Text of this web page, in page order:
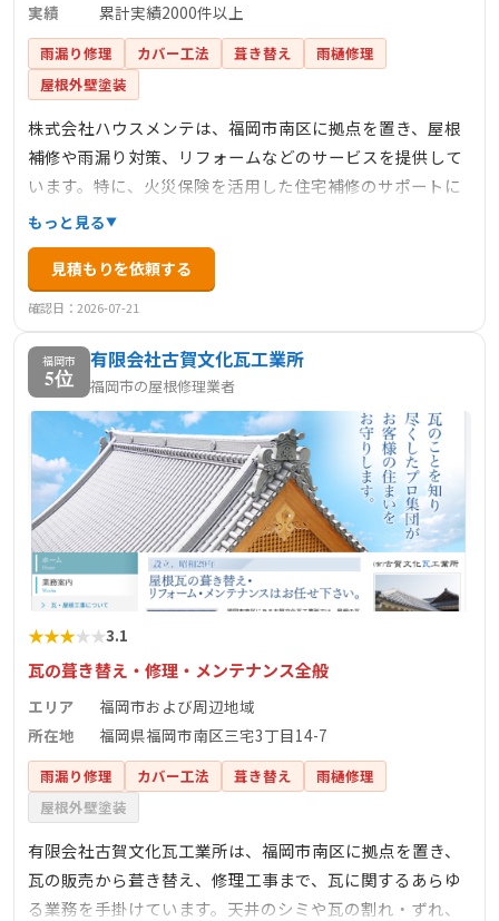
実績
累計実績2000件以上
雨漏り修理 カバー工法 葺き替え
雨樋修理
屋根外壁塗装
株式会社ハウスメンテは、福岡市南区に拠点を置き、屋根
補修や雨漏り対策、リフォームなどのサービスを提供して
います。特に、火災保険を活用した住宅補修のサポートに
力を入れており、自己負担0円での提案も行っています。無
料の住宅点検や土日祝日の対応、自己施工による調査な
ど、顧客に寄り添ったサービスを展開しています。累計実
績は2000件以上で、豊富な経験と実績を持つ信頼できる企
業です。
もっと見る
見積もりを依頼する
確認日：2026-07-21
福岡市
5位
有限会社古賀文化瓦工業所
福岡市の屋根修理業者
★★★★★3.1
瓦の葺き替え・修理・メンテナンス全般
エリア
福岡市および周辺地域
所在地
福岡県福岡市南区三宅3丁目14-7
雨漏り修理 カバー工法 葺き替え
雨樋修理
屋根外壁塗装
有限会社古賀文化瓦工業所は、福岡市南区に拠点を置き、
瓦の販売から葺き替え、修理工事まで、瓦に関するあらゆ
る業務を手掛けています。天井のシミや瓦の割れ・ずれ、